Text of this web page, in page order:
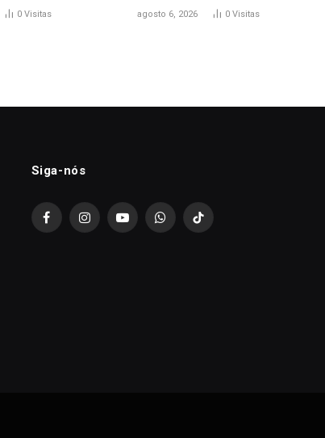
0 Visitas agosto 6, 2026 0 Visitas
Siga-nós
FacebookInstagramYouTubeWhatsAppTikTok